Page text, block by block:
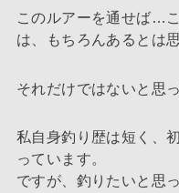
このルアーを通せば…
は、もちろんあるとは
それだけではないと思
私自身釣り歴は短く、
っています。
ですが、釣りたいと思